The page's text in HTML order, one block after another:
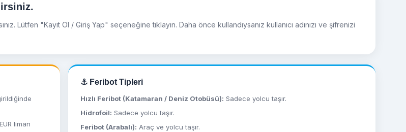
Lütfen "Kayıt Ol / Giriş Yap" seçeneğine tıklayın. Daha önce kullandıysanız kullanıcı adınızı ve şifrenizi
liman
⚓ Feribot Tipleri
Hızlı Feribot (Katamaran / Deniz Otobüsü): Sadece yolcu taşır.
Hidrofoil: Sadece yolcu taşır.
Feribot (Arabalı): Araç ve yolcu taşır.